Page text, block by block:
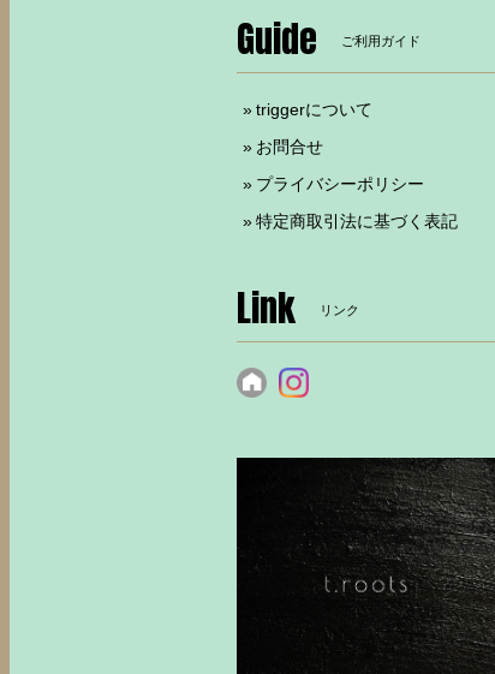
Guide ご利用ガイド
triggerについて
お問合せ
プライバシーポリシー
特定商取引法に基づく表記
Link リンク